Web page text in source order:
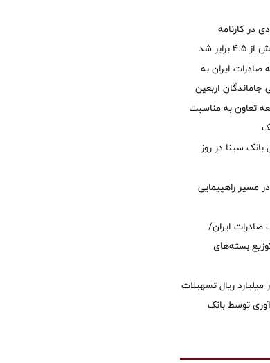
در کارنامه
شد
ایران به
اربعین
تعاون به مناسبت
سینا در روز
مسیر راهپیمایی
بانک صادرات ایران/
بسته‌های
بر 32 هزار میلیارد ریال تسهیلات
توسط بانک